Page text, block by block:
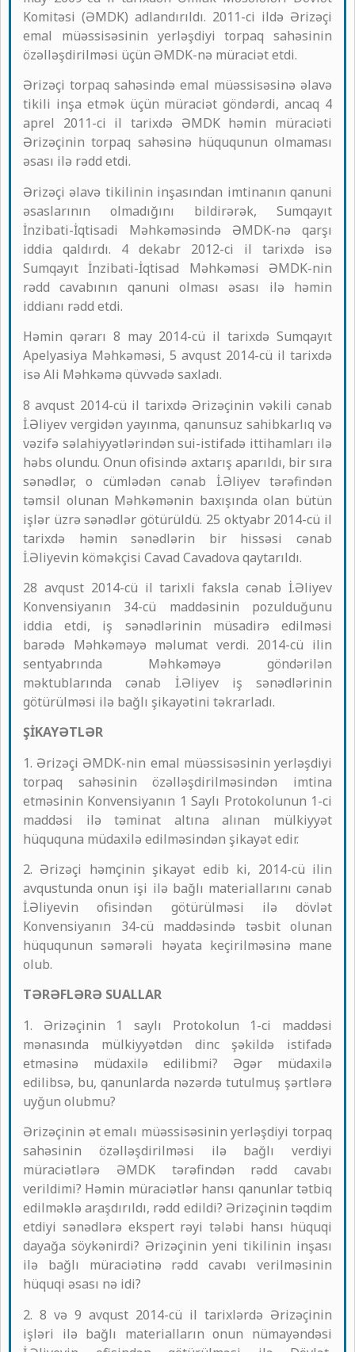
Komitəsi (ƏMDK) adlandırıldı. 2011-ci ildə Ərizəçi
emal müəssisəsinin yerləşdiyi torpaq sahəsinin
özəlləşdirilməsi üçün ƏMDK-nə müraciət etdi.
Ərizəçi torpaq sahəsində emal müəssisəsinə əlavə
tikili inşa etmək üçün müraciət göndərdi, ancaq 4
aprel 2011-ci il tarixdə ƏMDK həmin müraciəti
Ərizəçinin torpaq sahəsinə hüququnun olmaması
əsası ilə rədd etdi.
Ərizəçi əlavə tikilinin inşasından imtinanın qanuni
əsaslarının olmadığını bildirərək, Sumqayıt
İnzibati-İqtisadi Məhkəməsində ƏMDK-nə qarşı
iddia qaldırdı. 4 dekabr 2012-ci il tarixdə isə
Sumqayıt İnzibati-İqtisad Məhkəməsi ƏMDK-nin
rədd cavabının qanuni olması əsası ilə həmin
iddianı rədd etdi.
Həmin qərarı 8 may 2014-cü il tarixdə Sumqayıt
Apelyasiya Məhkəməsi, 5 avqust 2014-cü il tarixdə
isə Ali Məhkəmə qüvvədə saxladı.
8 avqust 2014-cü il tarixdə Ərizəçinin vəkili cənab
İ.Əliyev vergidən yayınma, qanunsuz sahibkarlıq və
vəzifə səlahiyyətlərindən sui-istifadə ittihamları ilə
həbs olundu. Onun ofisində axtarış aparıldı, bir sıra
sənədlər, o cümlədən cənab İ.Əliyev tərəfindən
təmsil olunan Məhkəmənin baxışında olan bütün
işlər üzrə sənədlər götürüldü. 25 oktyabr 2014-cü il
tarixdə həmin sənədlərin bir hissəsi cənab
İ.Əliyevin köməkçisi Cavad Cavadova qaytarıldı.
28 avqust 2014-cü il tarixli faksla cənab İ.Əliyev
Konvensiyanın 34-cü maddəsinin pozulduğunu
iddia etdi, iş sənədlərinin müsadirə edilməsi
barədə Məhkəməyə məlumat verdi. 2014-cü ilin
sentyabrında Məhkəməyə göndərilən
məktublarında cənab İ.Əliyev iş sənədlərinin
götürülməsi ilə bağlı şikayətini təkrarladı.
ŞİKAYƏTLƏR
1. Ərizəçi ƏMDK-nin emal müəssisəsinin yerləşdiyi
torpaq sahəsinin özəlləşdirilməsindən imtina
etməsinin Konvensiyanın 1 Saylı Protokolunun 1-ci
maddəsi ilə təminat altına alınan mülkiyyət
hüququna müdaxilə edilməsindən şikayət edir.
2. Ərizəçi həmçinin şikayət edib ki, 2014-cü ilin
avqustunda onun işi ilə bağlı materiallarını cənab
İ.Əliyevin ofisindən götürülməsi ilə dövlət
Konvensiyanın 34-cü maddəsində təsbit olunan
hüququnun səmərəli həyata keçirilməsinə mane
olub.
TƏRƏFLƏRƏ SUALLAR
1. Ərizəçinin 1 saylı Protokolun 1-ci maddəsi
mənasında mülkiyyətdən dinc şəkildə istifadə
etməsinə müdaxilə edilibmi? Əgər müdaxilə
edilibsə, bu, qanunlarda nəzərdə tutulmuş şərtlərə
uyğun olubmu?
Ərizəçinin ət emalı müəssisəsinin yerləşdiyi torpaq
sahəsinin özəlləşdirilməsi ilə bağlı verdiyi
müraciətlərə ƏMDK tərəfindən rədd cavabı
verildimi? Həmin müraciətlər hansı qanunlar tətbiq
edilməklə araşdırıldı, rədd edildi? Ərizəçinin təqdim
etdiyi sənədlərə ekspert rəyi tələbi hansı hüquqi
dayağa söykənirdi? Ərizəçinin yeni tikilinin inşası
ilə bağlı müraciətinə rədd cavabı verilməsinin
hüquqi əsası nə idi?
2. 8 və 9 avqust 2014-cü il tarixlərdə Ərizəçinin
işləri ilə bağlı materialların onun nümayəndəsi